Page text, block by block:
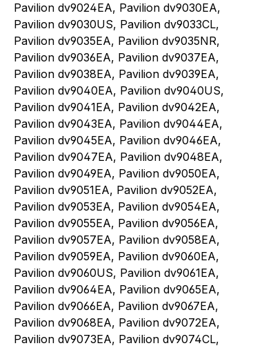
Pavilion dv9024EA, Pavilion dv9030EA,
Pavilion dv9030US, Pavilion dv9033CL,
Pavilion dv9035EA, Pavilion dv9035NR,
Pavilion dv9036EA, Pavilion dv9037EA,
Pavilion dv9038EA, Pavilion dv9039EA,
Pavilion dv9040EA, Pavilion dv9040US,
Pavilion dv9041EA, Pavilion dv9042EA,
Pavilion dv9043EA, Pavilion dv9044EA,
Pavilion dv9045EA, Pavilion dv9046EA,
Pavilion dv9047EA, Pavilion dv9048EA,
Pavilion dv9049EA, Pavilion dv9050EA,
Pavilion dv9051EA, Pavilion dv9052EA,
Pavilion dv9053EA, Pavilion dv9054EA,
Pavilion dv9055EA, Pavilion dv9056EA,
Pavilion dv9057EA, Pavilion dv9058EA,
Pavilion dv9059EA, Pavilion dv9060EA,
Pavilion dv9060US, Pavilion dv9061EA,
Pavilion dv9064EA, Pavilion dv9065EA,
Pavilion dv9066EA, Pavilion dv9067EA,
Pavilion dv9068EA, Pavilion dv9072EA,
Pavilion dv9073EA, Pavilion dv9074CL,